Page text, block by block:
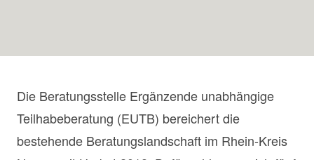
Die Beratungsstelle Ergänzende unabhängige
Teilhabeberatung (EUTB) bereichert die
bestehende Beratungslandschaft im Rhein-Kreis